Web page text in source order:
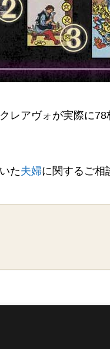
レアヴォが実際に
た夫婦に関するご相